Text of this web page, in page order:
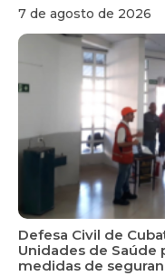
7 de agosto de 2026
Defesa Civil de
Unidades de Saúde
medidas de